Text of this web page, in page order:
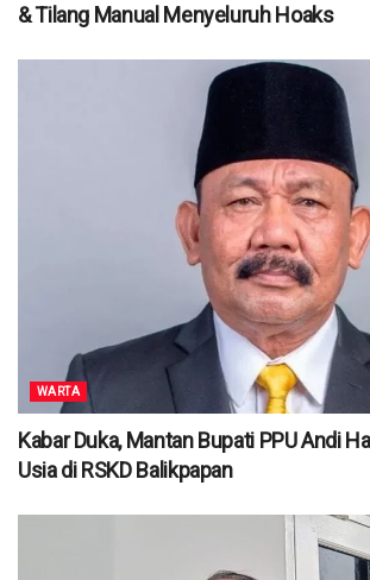
& Tilang Manual Menyeluruh Hoaks
WARTA
Kabar Duka, Mantan Bupati PPU Andi
Usia di RSKD Balikpapan